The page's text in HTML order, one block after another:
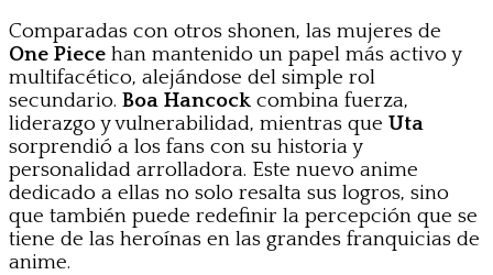
Comparadas con otros shonen, las mujeres de
One Piece han mantenido un papel más activo y
multifacético, alejándose del simple rol
secundario. Boa Hancock combina fuerza,
liderazgo y vulnerabilidad, mientras que Uta
sorprendió a los fans con su historia y
personalidad arrolladora. Este nuevo anime
dedicado a ellas no solo resalta sus logros, sino
que también puede redefinir la percepción que se
tiene de las heroínas en las grandes franquicias de
anime.